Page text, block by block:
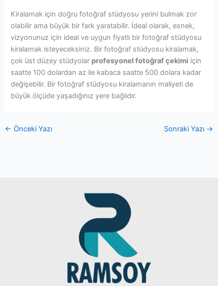
Kiralamak için doğru fotoğraf stüdyosu yerini bulmak zor
olabilir ama büyük bir fark yaratabilir. İdeal olarak, esnek,
vizyonunuz için ideal ve uygun fiyatlı bir fotoğraf stüdyosu
kiralamak isteyeceksiniz. Bir fotoğraf stüdyosu kiralamak,
çok üst düzey stüdyolar profesyonel fotoğraf çekimi için
saatte 100 dolardan az ile kabaca saatte 500 dolara kadar
değişebilir. Bir fotoğraf stüdyosu kiralamanın maliyeti de
büyük ölçüde yaşadığınız yere bağlıdır.
← Önceki Yazı Sonraki Yazı →